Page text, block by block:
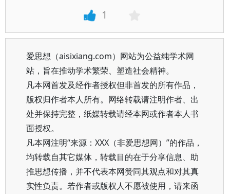
1
爱思想（aisixiang.com）网站为公益纯学术网
站，旨在推动学术繁荣、塑造社会精神。
凡本网首发及经作者授权但非首发的所有作品，
版权归作者本人所有。网络转载请注明作者、出
处并保持完整，纸媒转载请经本网或作者本人书
面授权。
凡本网注明“来源：XXX（非爱思想网）”的作品，
均转载自其它媒体，转载目的在于分享信息、助
推思想传播，并不代表本网赞同其观点和对其真
实性负责。若作者或版权人不愿被使用，请来函